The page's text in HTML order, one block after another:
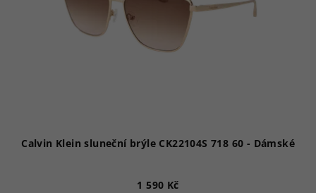
Calvin Klein sluneční brýle CK22104S 718 60 - Dámské
1 590 Kč